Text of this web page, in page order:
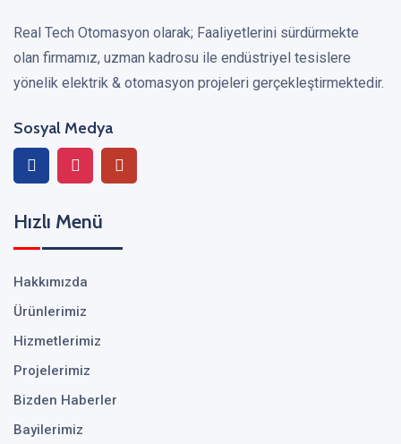
Real Tech Otomasyon olarak; Faaliyetlerini sürdürmekte
olan firmamız, uzman kadrosu ile endüstriyel tesislere
yönelik elektrik & otomasyon projeleri gerçekleştirmektedir.
Sosyal Medya
Hızlı Menü
Hakkımızda
Ürünlerimiz
Hizmetlerimiz
Projelerimiz
Bizden Haberler
Bayilerimiz